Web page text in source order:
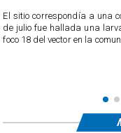
El sitio correspondía a una
de julio fue hallada una
foco 18 del vector en la